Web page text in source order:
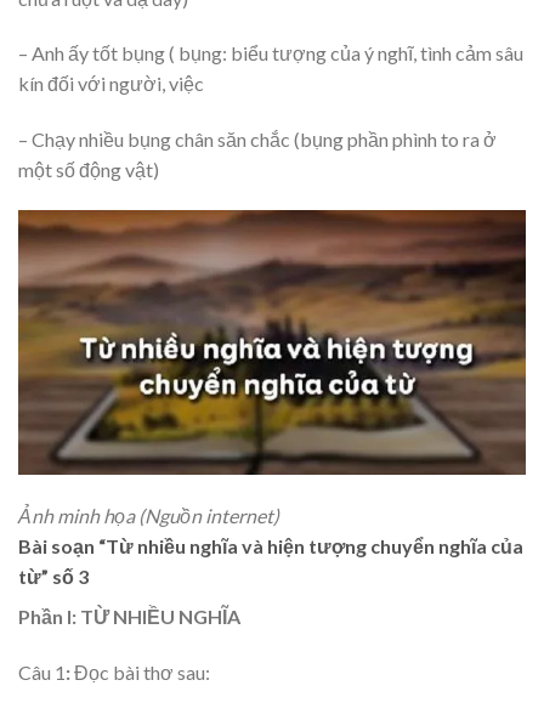
– Anh ấy tốt bụng ( bụng: biểu tượng của ý nghĩ, tình cảm sâu
kín đối với người, việc
– Chạy nhiều bụng chân săn chắc (bụng phần phình to ra ở
một số động vật)
Ảnh minh họa (Nguồn internet)
Bài soạn “Từ nhiều nghĩa và hiện tượng chuyển nghĩa của
từ” số 3
Phần I: TỪ NHIỀU NGHĨA
Câu 1 :Đọc bài thơ sau: